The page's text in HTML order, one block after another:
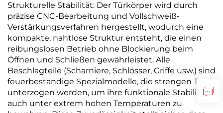
Strukturelle Stabilität: Der Türkörper wird durch
präzise CNC-Bearbeitung und Vollschweiß-
Verstärkungsverfahren hergestellt, wodurch eine
kompakte, nahtlose Struktur entsteht, die einen
reibungslosen Betrieb ohne Blockierung beim
Öffnen und Schließen gewährleistet. Alle
Beschlagteile (Scharniere, Schlösser, Griffe usw.) sind
feuerbeständige Spezialmodelle, die strengen Tests
unterzogen werden, um ihre funktionale Stabilität
auch unter extrem hohen Temperaturen zu